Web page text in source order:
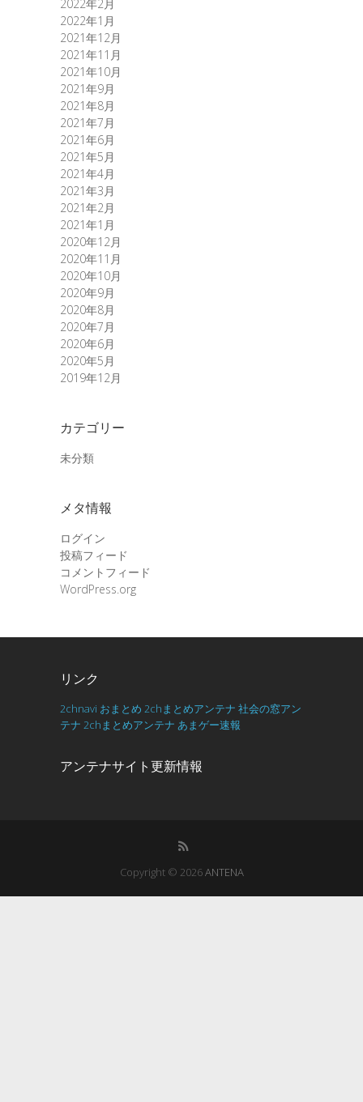
2022年2月
2022年1月
2021年12月
2021年11月
2021年10月
2021年9月
2021年8月
2021年7月
2021年6月
2021年5月
2021年4月
2021年3月
2021年2月
2021年1月
2020年12月
2020年11月
2020年10月
2020年9月
2020年8月
2020年7月
2020年6月
2020年5月
2019年12月
カテゴリー
未分類
メタ情報
ログイン
投稿フィード
コメントフィード
WordPress.org
リンク
2chnavi おまとめ 2chまとめアンテナ 社会の窓アン
テナ 2chまとめアンテナ あまゲー速報
アンテナサイト更新情報
Copyright © 2026ANTENA